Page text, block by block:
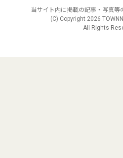
当サイト内に掲載の記事・写真等
(C) Copyright 2026
All Rights